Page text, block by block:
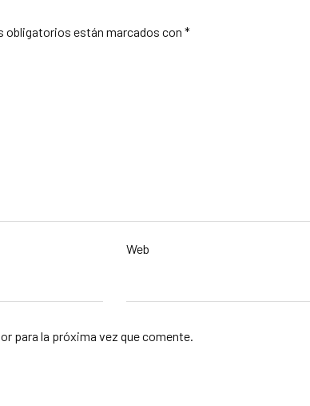
obligatorios están marcados con *
Web
para la próxima vez que comente.